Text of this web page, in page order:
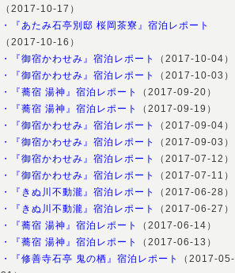
（2017-10-17）
・『あたみ石亭別邸 桜岡茶寮』宿泊レポート
（2017-10-16）
・『御宿かわせみ』宿泊レポート
（2017-10-04）
・『御宿かわせみ』宿泊レポート
（2017-10-03）
・『蕎宿 湯神』宿泊レポート
（2017-09-20）
・『蕎宿 湯神』宿泊レポート
（2017-09-19）
・『御宿かわせみ』宿泊レポート
（2017-09-04）
・『御宿かわせみ』宿泊レポート
（2017-09-03）
・『御宿かわせみ』宿泊レポート
（2017-07-12）
・『御宿かわせみ』宿泊レポート
（2017-07-11）
・『きぬ川不動瀧』宿泊レポート
（2017-06-28）
・『きぬ川不動瀧』宿泊レポート
（2017-06-27）
・『蕎宿 湯神』宿泊レポート
（2017-06-14）
・『蕎宿 湯神』宿泊レポート
（2017-06-13）
・『修善寺石亭 鬼の栖』宿泊レポート
（2017-05-